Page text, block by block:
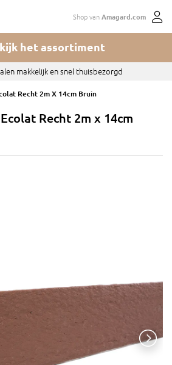
Shop vanAmagard.com
het assortiment
makkelijk en snel thuisbezorgd
Recht 2m X 14cm Bruin
Recht 2m x 14cm